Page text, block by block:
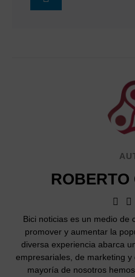
Bici noticias es un medio de
promover y aumentar la
diversa experiencia abarca
empresariales, de marketing
mayoría de nosotros